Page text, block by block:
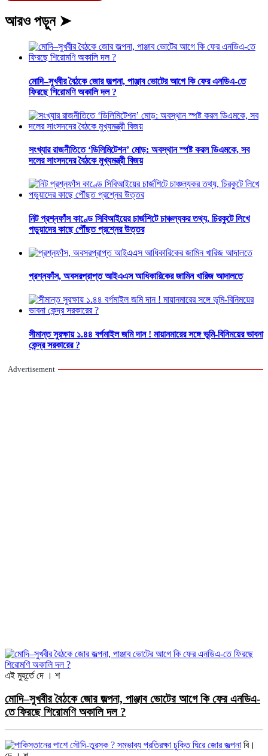
আরও পড়ুন ➤
মোদি–সুখবীর বৈঠকে জোর জল্পনা, পাঞ্জাব ভোটের আগে কি ফের এনডিএ-তে
ফিরছে শিরোমণি অকালি দল ?
সংখ্যার রাজনীতিতে ‘ডিলিমিটেশন’ মোড়: অবস্থান স্পষ্ট করল ডিএমকে, সব
দলের সাংসদদের বৈঠকে মুখ্যমন্ত্রী বিজয়
নিট প্রশ্নফাঁস কাণ্ডে সিবিআইয়ের চার্জশিটে চাঞ্চল্যকর তথ্য, চিরকুটে লিখে
পড়ুয়াদের কাছে পৌঁছত প্রশ্নের উত্তর
প্রশ্নফাঁস, অবসরপ্রাপ্ত আইএএস আধিকারিকের জামিন খারিজ আদালতে
সীমান্ত সুরক্ষায় ১.৪৪ বর্গমাইল জমি দান ! মায়ানমারের সঙ্গে ভূমি-বিনিময়ের ভাবনা
কেন্দ্র সরকারের ?
Advertisement
এই মুহূর্তে দে । শ
মোদি–সুখবীর বৈঠকে জোর জল্পনা, পাঞ্জাব ভোটের আগে কি ফের এনডিএ-
তে ফিরছে শিরোমণি অকালি দল ?
বি।